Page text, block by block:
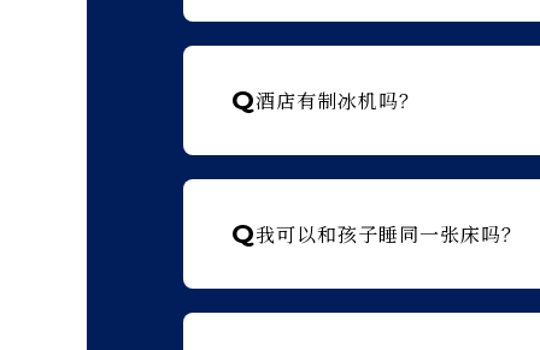
Q酒店有制冰机吗？
Q我可以和孩子睡同一张床吗？